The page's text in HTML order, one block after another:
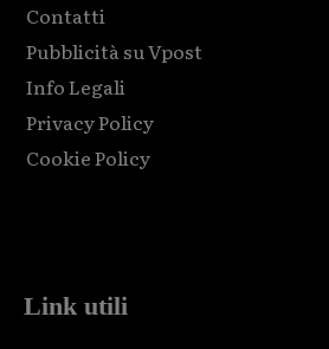
Contatti
Pubblicità su Vpost
Info Legali
Privacy Policy
Cookie Policy
Link utili